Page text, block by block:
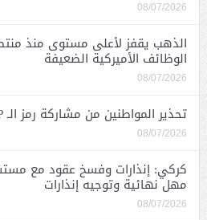
08/07/2026
الذهب يقفز لأعلى مستوى منذ
الوظائف الأميركية الضعيفة
08/07/2026
تحذير المواطنين من مشاركة رمز الـ OTP
08/07/2026
كركي: إنذارات وفسخ عقود مع
مهل نهائية وتوجيه إنذارات
08/07/2026